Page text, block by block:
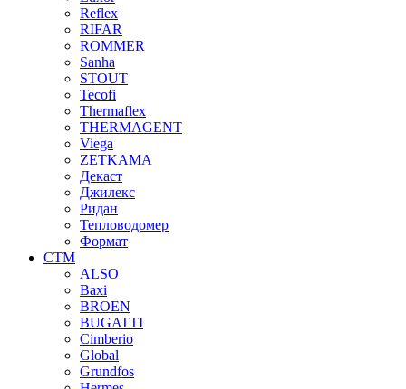
Reflex
RIFAR
ROMMER
Sanha
STOUT
Tecofi
Thermaflex
THERMAGENT
Viega
ZETKAMA
Декаст
Джилекс
Ридан
Тепловодомер
Формат
СТМ
ALSO
Baxi
BROEN
BUGATTI
Cimberio
Global
Grundfos